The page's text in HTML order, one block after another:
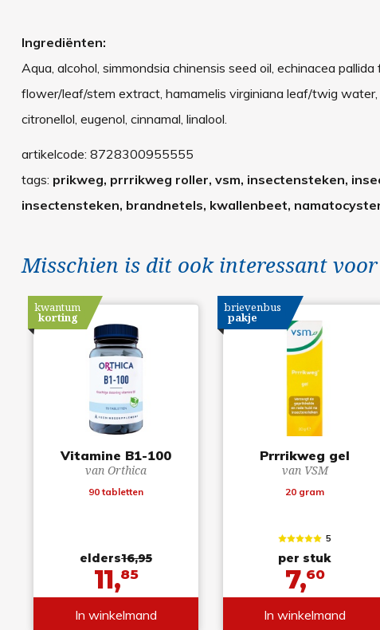
Ingrediënten:
Aqua, alcohol, simmondsia chinensis seed oil, echinacea
flower/leaf/stem extract, hamamelis virginiana leaf/twig water,
citronellol, eugenol, cinnamal, linalool.
artikelcode: 8728300955555
tags: prikweg, prrrikweg roller, vsm, insectensteken,
insectensteken, brandnetels, kwallenbeet,
Misschien is dit ook interessant
Vitamine B1-100
van Orthica
90 tabletten
kwantum
korting
elders16,95
11,85
In winkelmand
Prrrikweg gel
van VSM
20 gram
brievenbus
pakje
5
per stuk
7,60
In winkelmand